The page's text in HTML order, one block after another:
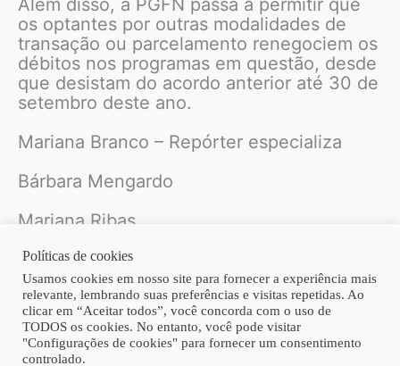
os optantes por outras modalidades de
transação ou parcelamento renegociem os
débitos nos programas em questão, desde
que desistam do acordo anterior até 30 de
setembro deste ano.
Mariana Branco – Repórter especializa
Bárbara Mengardo
Mariana Ribas
Fonte: JOTA
Copyright © 2026 | Homero Costa Advogados
Políticas de cookies
Usamos cookies em nosso site para fornecer a experiência mais
relevante, lembrando suas preferências e visitas repetidas. Ao
clicar em “Aceitar todos”, você concorda com o uso de
TODOS os cookies. No entanto, você pode visitar
"Configurações de cookies" para fornecer um consentimento
controlado.